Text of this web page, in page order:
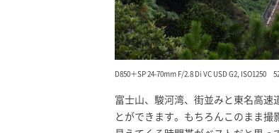
D850＋SP 24-70mm F/2.8 Di VC USD G2,
富士山、駿河湾、街並みと東名高速
とができます。もちろんこのまま